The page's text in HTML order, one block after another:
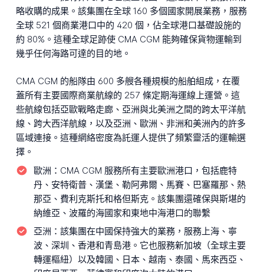
略收購的成果。該集團在全球 160 多個國家開展業務，服務
全球 521 個商業港口中的 420 個，佔全球港口基礎設施的
約 80%。這種全球足跡使 CMA CGM 能夠確保貨物運輸到
幾乎任何海路可達的目的地。
CMA CGM 的船隊由 600 多艘各種規模的船舶組成，在覆
蓋所有主要國際商業航線的 257 條定期海運線上運營。這
些航線包括亞歐戰略走廊、亞洲與北美洲之間的跨太平洋航
線、跨大西洋航線，以及亞洲、歐洲、非洲和美洲內的許多
區域連接。這種網絡密度為託運人提供了頻繁靈活的運輸選
擇。
歐洲： CMA CGM 服務所有主要歐洲港口，包括鹿特
丹、安特衛普、漢堡、勒阿弗爾、馬賽、巴塞羅那、熱
那亞、費利克斯托和格但斯克。該集團還確保與斯堪的
納維亞、波羅的海國家和東地中海港口的聯繫
亞洲： 該集團在中國保持強大的業務，服務上海、寧
波、深圳、香港和青島港。它也服務新加坡（全球主要
轉運樞紐）以及韓國、日本、越南、泰國、馬來西亞、